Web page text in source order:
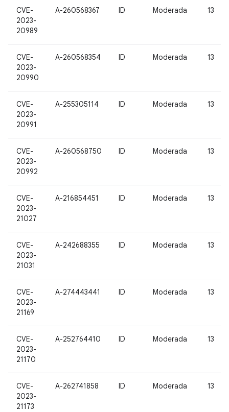
CVE-
2023-
20989
A-260568367 ID Moderada 13
CVE-
2023-
20990
A-260568354 ID Moderada 13
CVE-
2023-
20991
A-255305114 ID Moderada 13
CVE-
2023-
20992
A-260568750 ID Moderada 13
CVE-
2023-
21027
A-216854451 ID Moderada 13
CVE-
2023-
21031
A-242688355 ID Moderada 13
CVE-
2023-
21169
A-274443441 ID Moderada 13
CVE-
2023-
21170
A-252764410 ID Moderada 13
CVE-
2023-
21173
A-262741858 ID Moderada 13